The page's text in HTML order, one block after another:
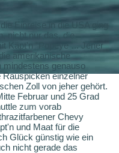
Einreise in die USA ging
nicht nur das, die
Käpt'n "Popeye"... Jener
amerikanische
mindestens genauso
einzelner
Zoll von jeher gehört.
Februar und 25 Grad
zum vorab
Chevy
und Maat für die
Glück günstig wie ein
nicht gerade das